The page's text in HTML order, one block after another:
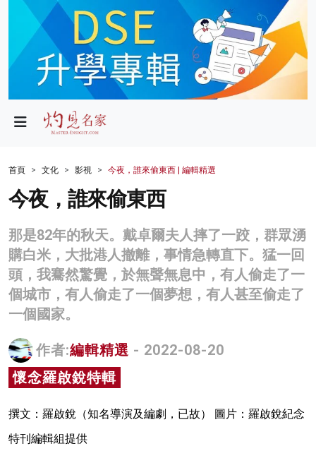
政局
財經
生活
商業
科技
影片
名家榜
灼見活動
首頁 文化 影視 今夜，誰來偷東西 | 編輯精選
今夜，誰來偷東西
那是82年的秋天。戴卓爾夫人摔了一跤，群眾湧
購白米，大批港人撤離，事情急轉直下。猛一回
頭，我騫然驚覺，於無聲無息中，有人偷走了一
個城市，有人偷走了一個夢想，有人甚至偷走了
一個國家。
作者:編輯精選 - 2022-08-20
懷念羅啟銳特輯
撰文：羅啟銳（知名導演及編劇，已故） 圖片：羅啟銳紀念
特刊編輯組提供